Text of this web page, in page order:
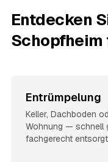
Entdecken
Schopfheim
Entrümpelung
Keller, Dachboden
Wohnung — schnell
fachgerecht